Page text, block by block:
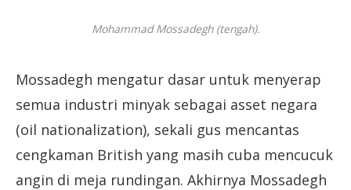
Mohammad Mossadegh (tengah).
Mossadegh mengatur dasar untuk menyerap
semua industri minyak sebagai asset negara
(oil nationalization), sekali gus mencantas
cengkaman British yang masih cuba mencucuk
angin di meja rundingan. Akhirnya Mossadegh